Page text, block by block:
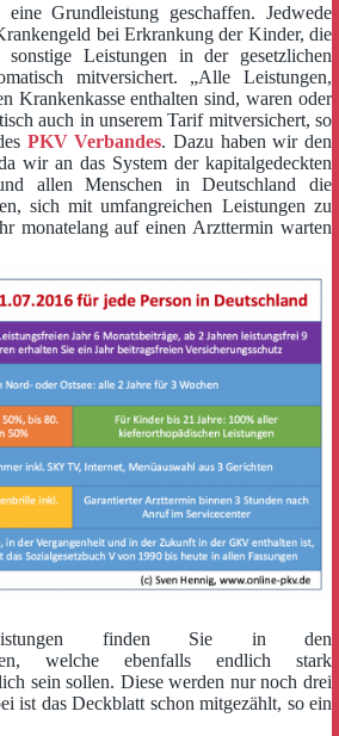
Grundleistung geschaffen. Jedwede
bei Erkrankung der Kinder, die
Leistungen in der gesetzlichen
mitversichert. „Alle Leistungen,
Krankenkasse enthalten sind, waren oder
auch in unserem Tarif mitversichert, so
PKV Verbandes. Dazu haben wir den
wir an das System der kapitalgedeckten
allen Menschen in Deutschland die
sich mit umfangreichen Leistungen zu
monatelang auf einen Arzttermin warten
finden Sie in den
welche ebenfalls endlich stark
sein sollen. Diese werden nur noch drei
ist das Deckblatt schon mitgezählt, so ein